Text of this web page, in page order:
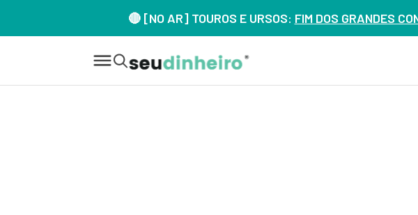
🔴 [NO AR] TOUROS E URSOS: FIM DOS GRANDES